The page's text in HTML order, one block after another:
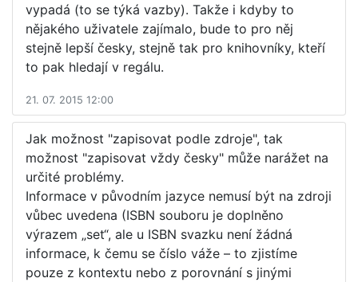
vypadá (to se týká vazby). Takže i kdyby to
nějakého uživatele zajímalo, bude to pro něj
stejně lepší česky, stejně tak pro knihovníky, kteří
to pak hledají v regálu.
21. 07. 2015 12:00
Jak možnost "zapisovat podle zdroje", tak
možnost "zapisovat vždy česky" může narážet na
určité problémy.
Informace v původním jazyce nemusí být na zdroji
vůbec uvedena (ISBN souboru je doplněno
výrazem „set“, ale u ISBN svazku není žádná
informace, k čemu se číslo váže – to zjistíme
pouze z kontextu nebo z porovnání s jinými